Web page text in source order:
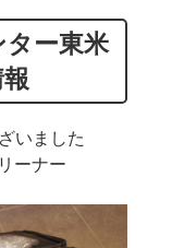
ー東米
いました
ーナー